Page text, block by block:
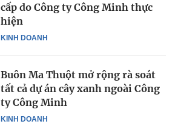
KINH DOANH
cấp do Công ty Công Minh thực
hiện
KINH DOANH
Buôn Ma Thuột mở rộng rà soát
tất cả dự án cây xanh ngoài Công
ty Công Minh